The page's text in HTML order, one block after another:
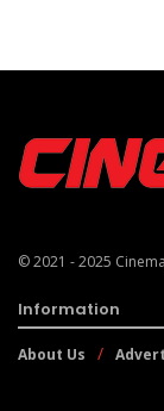
© 2021 - 2025
Information
About Us